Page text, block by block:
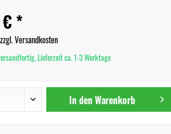
€ *
zzgl. Versandkosten
Lieferzeit ca. 1-3 Werktage
In denWarenkorb